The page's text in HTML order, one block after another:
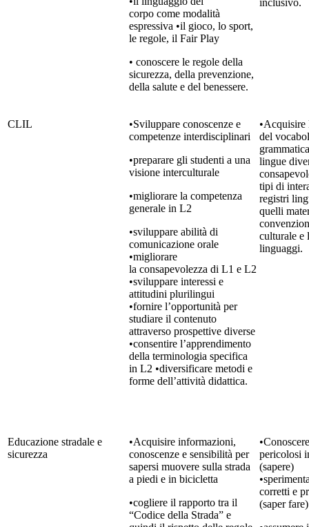
corpo come modalità
espressiva •il gioco, lo sport,
le regole, il Fair Play
• conoscere le regole della
sicurezza, della prevenzione,
della salute e del benessere.
CLIL
•Sviluppare conoscenze e
competenze interdisciplinari
•preparare gli studenti a una
visione interculturale
•migliorare la competenza
generale in L2
•sviluppare abilità di
comunicazione orale
•migliorare
la consapevolezza di L1 e L2
•sviluppare interessi e
attitudini plurilingui
•fornire l’opportunità per
studiare il contenuto
attraverso prospettive diverse
•consentire l’apprendimento
della terminologia specifica
in L2 •diversificare metodi e
forme dell’attività didattica.
•Acquisire
del
lingue
tipi di
registri
quelli
culturale e
linguaggi.
Educazione stradale e
sicurezza
•Acquisire informazioni,
conoscenze e sensibilità per
sapersi muovere sulla strada
a piedi e in bicicletta
•cogliere il rapporto tra il
“Codice della Strada” e
pericolosi
(sapere)
corretti e
(saper fare)